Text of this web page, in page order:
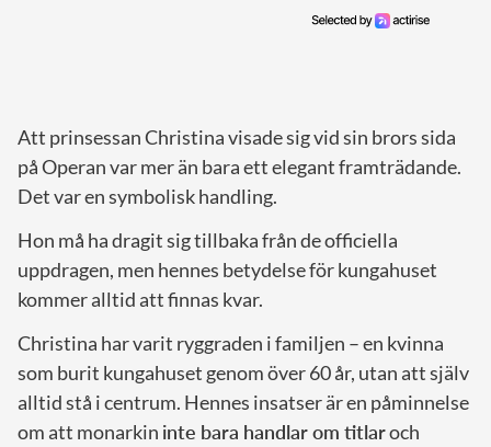
Att prinsessan Christina visade sig vid sin brors sida
på Operan var mer än bara ett elegant framträdande.
Det var en symbolisk handling.
Hon må ha dragit sig tillbaka från de officiella
uppdragen, men hennes betydelse för kungahuset
kommer alltid att finnas kvar.
Christina har varit ryggraden i familjen – en kvinna
som burit kungahuset genom över 60 år, utan att själv
alltid stå i centrum. Hennes insatser är en påminnelse
om att monarkin inte bara handlar om titlaroch